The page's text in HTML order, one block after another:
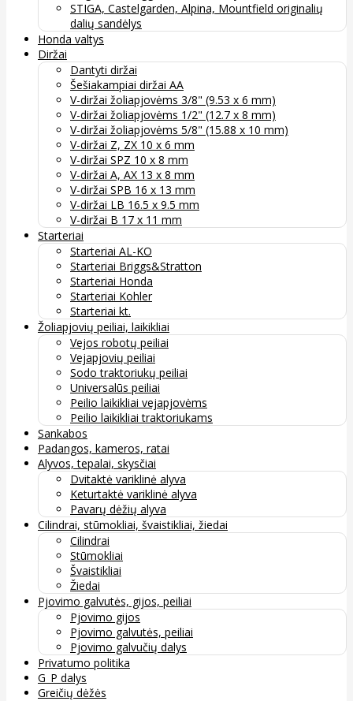
STIGA, Castelgarden, Alpina, Mountfield originalių
dalių sandėlys
Honda valtys
Diržai
Dantyti diržai
Šešiakampiai diržai AA
V-diržai žoliapjovėms 3/8" (9.53 x 6 mm)
V-diržai žoliapjovėms 1/2" (12.7 x 8 mm)
V-diržai žoliapjovėms 5/8" (15.88 x 10 mm)
V-diržai Z, ZX 10 x 6 mm
V-diržai SPZ 10 x 8 mm
V-diržai A, AX 13 x 8 mm
V-diržai SPB 16 x 13 mm
V-diržai LB 16.5 x 9.5 mm
V-diržai B 17 x 11 mm
Starteriai
Starteriai AL-KO
Starteriai Briggs&Stratton
Starteriai Honda
Starteriai Kohler
Starteriai kt.
Žoliapjovių peiliai, laikikliai
Vejos robotų peiliai
Vejapjovių peiliai
Sodo traktoriukų peiliai
Universalūs peiliai
Peilio laikikliai vejapjovėms
Peilio laikikliai traktoriukams
Sankabos
Padangos, kameros, ratai
Alyvos, tepalai, skysčiai
Dvitaktė variklinė alyva
Keturtaktė variklinė alyva
Pavarų dėžių alyva
Cilindrai, stūmokliai, švaistikliai, žiedai
Cilindrai
Stūmokliai
Švaistikliai
Žiedai
Pjovimo galvutės, gijos, peiliai
Pjovimo gijos
Pjovimo galvutės, peiliai
Pjovimo galvučių dalys
Privatumo politika
G_P dalys
Greičių dėžės